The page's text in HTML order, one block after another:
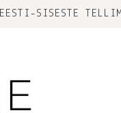
EESTI-SISESTE